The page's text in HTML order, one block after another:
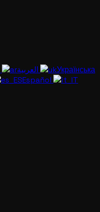
Українська
Español